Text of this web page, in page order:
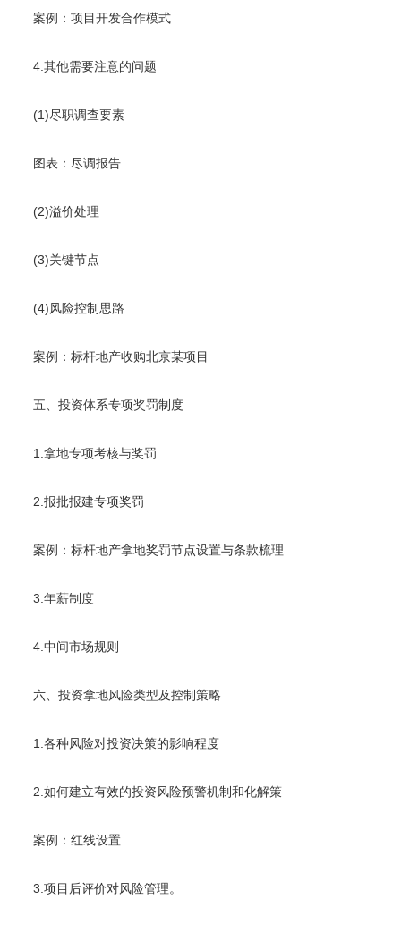
案例：项目开发合作模式
4.其他需要注意的问题
(1)尽职调查要素
图表：尽调报告
(2)溢价处理
(3)关键节点
(4)风险控制思路
案例：标杆地产收购北京某项目
五、投资体系专项奖罚制度
1.拿地专项考核与奖罚
2.报批报建专项奖罚
案例：标杆地产拿地奖罚节点设置与条款梳理
3.年薪制度
4.中间市场规则
六、投资拿地风险类型及控制策略
1.各种风险对投资决策的影响程度
2.如何建立有效的投资风险预警机制和化解策
案例：红线设置
3.项目后评价对风险管理。